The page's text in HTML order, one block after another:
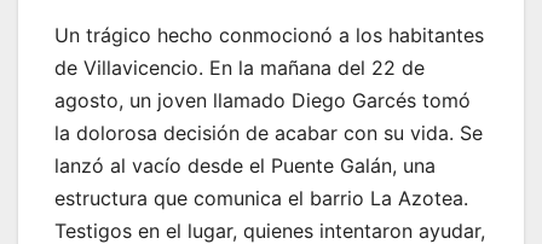
Un trágico hecho conmocionó a los habitantes
de Villavicencio. En la mañana del 22 de
agosto, un joven llamado Diego Garcés tomó
la dolorosa decisión de acabar con su vida. Se
lanzó al vacío desde el Puente Galán, una
estructura que comunica el barrio La Azotea.
Testigos en el lugar, quienes intentaron ayudar,